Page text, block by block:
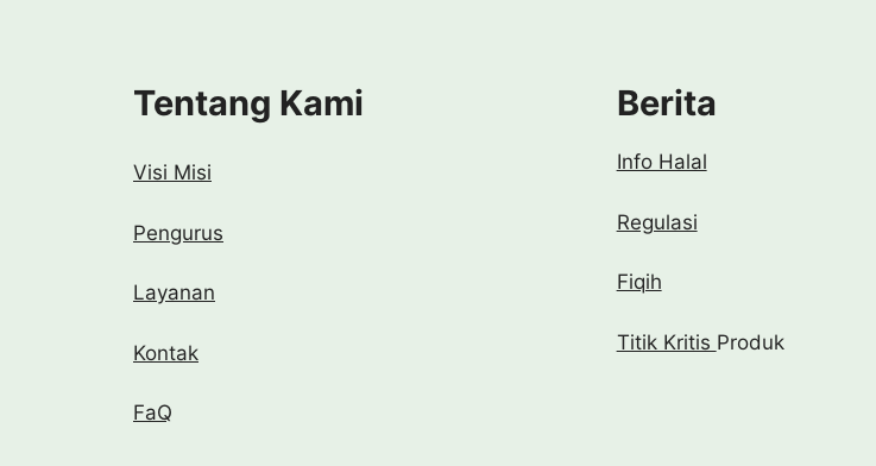
Tentang Kami
Visi Misi
Pengurus
Layanan
Kontak
FaQ
Berita
Info Halal
Regulasi
Fiqih
Titik Kritis Produk